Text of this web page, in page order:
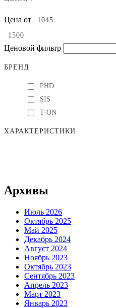
Цена от
Ценовой фильтр
БРЕНД
PHD
SIS
T-ON
ХАРАКТЕРИСТИКИ
Архивы
Июль 2026
Октябрь 2025
Май 2025
Декабрь 2024
Август 2024
Ноябрь 2023
Октябрь 2023
Сентябрь 2023
Апрель 2023
Март 2023
Январь 2023